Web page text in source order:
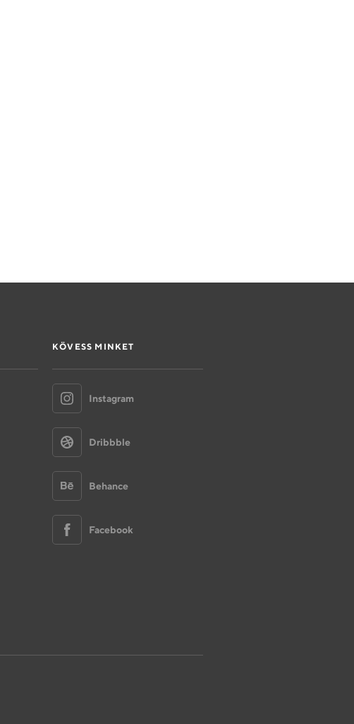
KÖVESS MINKET
Instagram
Dribbble
Behance
Facebook